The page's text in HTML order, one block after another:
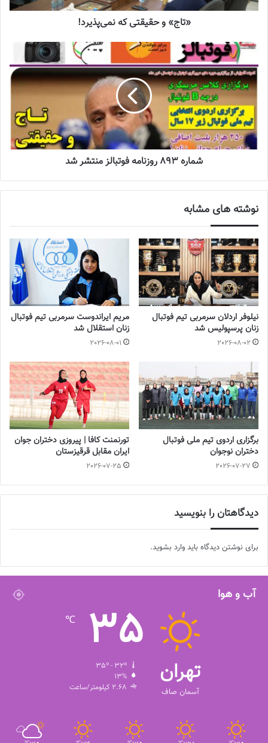
تازه‌ترین خبرها از درمان ۲ ملی‌پوش فوتبال
2023-12-24
دعوت آزمون از 30 بازیکن به اردوی تیم ملی
2023-03-21
آینده درخشانی در انتظار فوتبال بانوان است
2022-12-10
📰 منبع :فدراسیون فوتبال 📸عکس :فدراسیون فوتبال
فوتبالزبخوانید.
◾️با فوتبالز همراه شوید ◾️فوتبالز را در اینستاگرام دنبال
کنید◾️
footballs.women@
فدراسیون فوتبال فوتبال بانوان فوتبال زنان
«تاج» و حقیقتی که نمی‌پذیرد!
شماره 893 روزنامه فوتبالز منتشر شد
نوشته های مشابه
نیلوفر اردلان سرمربی تیم فوتبال
زنان پرسپولیس شد
2026-08-02
مریم ایراندوست سرمربی تیم فوتبال
زنان استقلال شد
2026-08-01
برگزاری اردوی تیم ملی فوتبال
دختران نوجوان
2026-07-27
تورنمنت کافا | پیروزی دختران جوان
ایران مقابل قرقیزستان
2026-07-25
دیدگاهتان را بنویسید
برای نوشتن دیدگاه باید وارد بشوید.
آب و هوا
تهران
آسمان صاف
35
℃
13%
2.68 کیلومتر/ساعت